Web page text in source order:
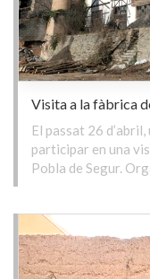
Visita a la fàbrica
El passat 26
participar en una
Pobla de Segur.